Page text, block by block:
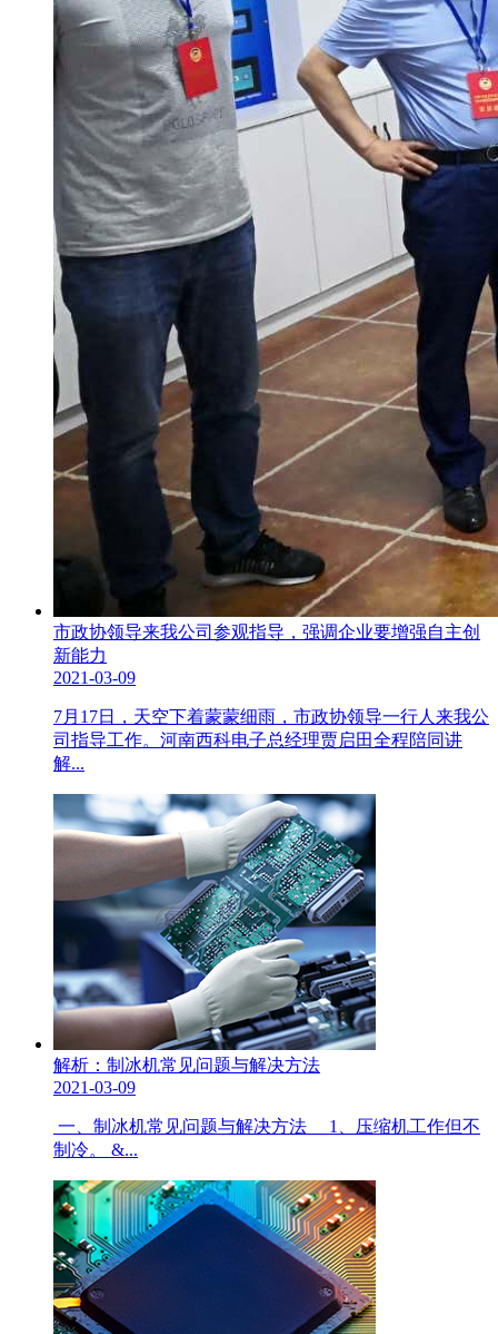
市政协领导来我公司参观指导，强调企业要增强自主创
新能力
2021-03-09
7月17日，天空下着蒙蒙细雨，市政协领导一行人来我公
司指导工作。河南西科电子总经理贾启田全程陪同讲
解...
解析：制冰机常见问题与解决方法
2021-03-09
一、制冰机常见问题与解决方法 1、压缩机工作但不
制冷。 &...